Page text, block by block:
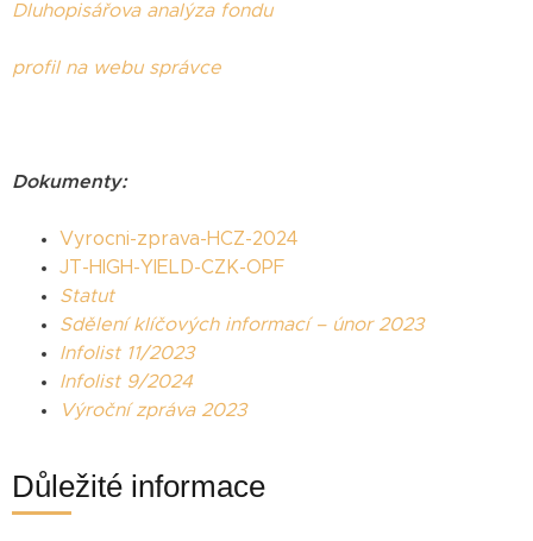
Dluhopisářova analýza fondu
profil na webu správce
Dokumenty:
Vyrocni-zprava-HCZ-2024
JT-HIGH-YIELD-CZK-OPF
Statut
Sdělení klíčových informací – únor 2023
Infolist 11/2023
Infolist 9/2024
Výroční zpráva 2023
Důležité informace